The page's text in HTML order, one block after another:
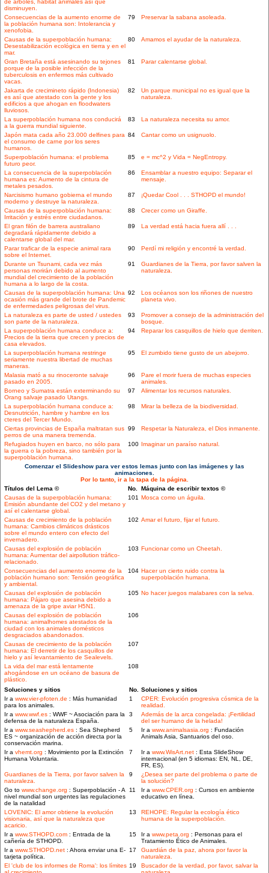
de árboles, habitat animales así que
disminuyen.
Consecuencias de la aumento enorme de
la población humana son: Intolerancia y
xenofobia.
79 Preservar la sabana asoleada.
Causas de la superpoblación humana:
Desestabilización ecológica en tierra y en el
mar.
80 Amamos el ayudar de la naturaleza.
Gran Bretaña está asesinando su tejones
porque de la posible infección de la
tuberculosis en enfermos más cultivado
vacas.
81 Parar calentarse global.
Jakarta de crecimineto rápido (Indonesia)
es así que atestado con la gente y los
edificios a que ahogan en floodwaters
lluviosos.
82
Un parque municipal no es igual que la
naturaleza.
La superpoblación humana nos conducirá
a la guerra mundial siguiente.
83 La naturaleza necesita su amor.
Japón mata cada año 23.000 delfines para
el consumo de carne por los seres
humanos.
84 Cantar como un usignuolo.
Superpoblación humana: el problema
futuro peor.
85 e = mc^2 y Vida = NegEntropy.
La consecuencia de la superpoblación
humana es: Aumento de la cintura de
metales pesados.
86
Ensamblar a nuestro equipo: Separar el
mensaje.
Narcisismo humano gobierna el mundo
moderno y destruye la naturaleza.
87 ¡Quedar Cool . . . STHOPD el mundo!
Causas de la superpoblación humana:
Irritación y estrés entre ciudadanos.
88 Crecer como un Giraffe.
El gran filón de barrera australiano
degradará rápidamente debido a
calentarse global del mar.
89 La verdad está hacia fuera allí . . .
Parar traficar de la especie animal rara
sobre el Internet.
90 Perdí mi religión y encontré la verdad.
Durante un Tsunami, cada vez más
personas morirán debido al aumento
mundial del crecimiento de la población
humana a lo largo de la costa.
91
Guardianes de la Tierra, por favor salven la
naturaleza.
Causas de la superpoblación humana: Una
ocasión más grande del brote de Pandemic
de enfermedades peligrosas del virus.
92
Los océanos son los riñones de nuestro
planeta vivo.
La naturaleza es parte de usted / ustedes
son parte de la naturaleza.
93
Promover a consejo de la administración del
bosque.
La superpoblación humana conduce a:
Precios de la tierra que crecen y precios de
casa elevados.
94 Reparar los casquillos de hielo que derriten.
La superpoblación humana restringe
seriamente nuestra libertad de muchas
maneras.
95 El zumbido tiene gusto de un abejorro.
Malasia mató a su rinoceronte salvaje
pasado en 2005.
96
Pare el morir fuera de muchas especies
animales.
Borneo y Sumatra están exterminando su
Orang salvaje pasado Utangs.
97 Alimentar los recursos naturales.
La superpoblación humana conduce a:
Desnutrición, hambre y hambre en los
cteres del Tercer Mundo.
98 Mirar la belleza de la biodiversidad.
Ciertas provincias de España maltratan sus
perros de una manera tremenda.
99 Respetar la Naturaleza, el Dios inmanente.
Refugiados huyen en barco, no sólo para
la guerra o la pobreza, sino también por la
superpoblación humana.
100 Imaginar un paraíso natural.
Comenzar el Slideshow para ver estos lemas junto con las imágenes y las
animaciones.
Por lo tanto, ir a la tapa de la página.
Títulos del Lema ©
No. Máquina de escribir textos ©
Causas de la superpoblación humana:
Emisión abundante del CO2 y del metano y
así el calentarse global.
101 Mosca como un águila.
Causas de crecimiento de la población
humana: Cambios climáticos drásticos
sobre el mundo entero con efecto del
invernadero.
102 Amar el futuro, fijar el futuro.
Causas del explosión de población
humana: Aumentar del airpollution tráfico-
relacionado.
103 Funcionar como un Cheetah.
Consecuencias del aumento enorme de la
población humano son: Tensión geográfica
y ambiental.
104 Hacer un cierto ruido contra la
superpoblación humana.
Causas del explosión de población
humana: Pájaro que asesina debido a
amenaza de la gripe aviar H5N1.
105 No hacer juegos malabares con la selva.
Causas del explosión de población
humana: animalhomes atestados de la
ciudad con los animales domésticos
desgraciados abandonados.
106
Causas de crecimiento de la población
humana: El derretir de los casquillos de
hielo y así levantamiento de Sealevels.
107
La vida del mar está lentamente
ahogándose en un océano de basura de
plástico.
108
Soluciones y sitios No. Soluciones y sitios
Ir a www.vier-pfoten.de : Más humanidad
para los animales.
1
CPER: Evolución progresiva cósmica de la
realidad.
Ir a www.wwf.es : WWF ~ Asociación para la
defensa de la naturaleza España.
3
Además de la arca congelada: ¡Fertilidad
del ser humano de la helada!
Ir a www.seashepherd.es : Sea Shepherd
ES ~ organización de acción directa por la
conservación marina.
5 Ir a www.animalsasia.org : Fundación
Animals Asia, Santuarios del oso.
Ir a vhemt.org : Movimiento por la Extinción
Humana Voluntaria.
7 Ir a www.WisArt.net : Esta SlideShow
internacional (en 5 idiomas: EN, NL, DE,
FR, ES).
Guardianes de la Tierra, por favor salven la
naturaleza.
9
¿Desea ser parte del problema o parte de
la solución?
Go to www.change.org : Superpoblación - A
nivel mundial son urgentes las regulaciones
de la natalidad
11 Ir a www.CPER.org : Cursos en ambiente
educativo en línea.
LOVENIC: El amor obtiene la evolución
visionaria, así que la naturaleza que
acaricio.
13
REHOPE: Regular la ecología ético
humana de la superpoblación.
Ir a www.STHOPD.com : Entrada de la
cañería de STHOPD.
15 Ir a www.peta.org : Personas para el
Tratamiento Ético de Animales.
Ir a www.STHOPD.net : Ahora enviar una E-
tarjeta política.
17
Guardián de la paz, ahora por favor la
naturaleza.
El 'club de los informes de Roma': los límites 19
Buscador de la verdad, por favor, salvar la